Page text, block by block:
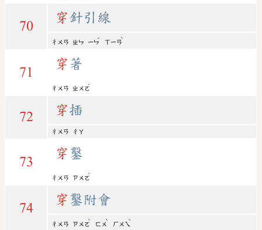
70
穿針引線
ㄔㄨㄢ ㄓㄣ ㄧㄣ
ˇ
ㄒㄧㄢ
ˋ
71
穿 著
ㄔㄨㄢ ㄓㄨㄛ
ˊ
72 穿插
ㄔㄨㄢ ㄔㄚ
73
穿 鑿
ㄔㄨㄢ ㄗㄨㄛ
ˋ
74
穿 鑿附會
ㄔㄨㄢ ㄗㄨㄛ
ˋ
ㄈㄨ
ˋ
ㄏㄨㄟ
ˋ